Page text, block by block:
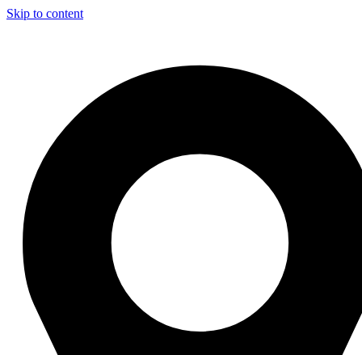
Skip to content